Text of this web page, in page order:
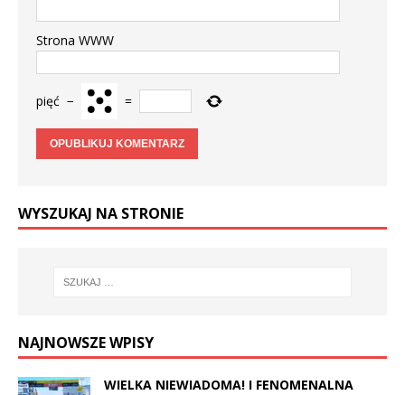
Strona WWW
pięć − =
WYSZUKAJ NA STRONIE
NAJNOWSZE WPISY
WIELKA NIEWIADOMA! I FENOMENALNA